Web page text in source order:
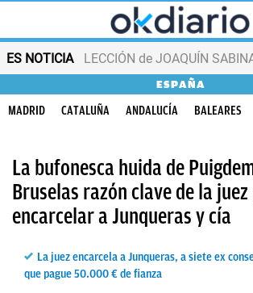
ES NOTICIA LECCIÓN de JOAQUÍN
ESPAÑA
MADRID CATALUÑA ANDALUCÍA BALEARES
La bufonesca huida de
Bruselas razón clave de la
encarcelar a Junqueras y cía
La juez encarcela a Junqueras, a siete ex
que pague 50.000 € de fianza